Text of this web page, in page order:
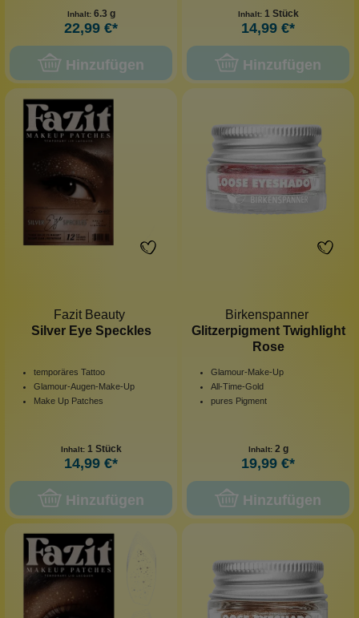
Inhalt: 6.3 g
22,99 €*
Hinzufügen
Inhalt: 1 Stück
14,99 €*
Hinzufügen
Fazit Beauty
Silver Eye Speckles
temporäres Tattoo
Glamour-Augen-Make-Up
Make Up Patches
Inhalt: 1 Stück
14,99 €*
Hinzufügen
Birkenspanner
Glitzerpigment Twighlight
Rose
Glamour-Make-Up
All-Time-Gold
pures Pigment
Inhalt: 2 g
19,99 €*
Hinzufügen